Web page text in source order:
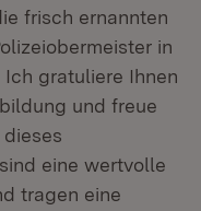
frisch ernannten
in
gratuliere Ihnen
und freue
dieses
eine wertvolle
tragen eine